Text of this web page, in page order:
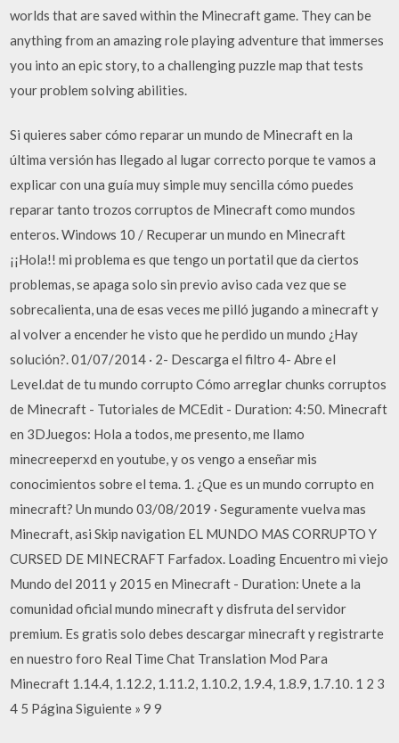
worlds that are saved within the Minecraft game. They can be
anything from an amazing role playing adventure that immerses
you into an epic story, to a challenging puzzle map that tests
your problem solving abilities.
Si quieres saber cómo reparar un mundo de Minecraft en la
última versión has llegado al lugar correcto porque te vamos a
explicar con una guía muy simple muy sencilla cómo puedes
reparar tanto trozos corruptos de Minecraft como mundos
enteros. Windows 10 / Recuperar un mundo en Minecraft
¡¡Hola!! mi problema es que tengo un portatil que da ciertos
problemas, se apaga solo sin previo aviso cada vez que se
sobrecalienta, una de esas veces me pilló jugando a minecraft y
al volver a encender he visto que he perdido un mundo ¿Hay
solución?. 01/07/2014 · 2- Descarga el filtro 4- Abre el
Level.dat de tu mundo corrupto Cómo arreglar chunks corruptos
de Minecraft - Tutoriales de MCEdit - Duration: 4:50. Minecraft
en 3DJuegos: Hola a todos, me presento, me llamo
minecreeperxd en youtube, y os vengo a enseñar mis
conocimientos sobre el tema. 1. ¿Que es un mundo corrupto en
minecraft? Un mundo 03/08/2019 · Seguramente vuelva mas
Minecraft, asi Skip navigation EL MUNDO MAS CORRUPTO Y
CURSED DE MINECRAFT Farfadox. Loading Encuentro mi viejo
Mundo del 2011 y 2015 en Minecraft - Duration: Unete a la
comunidad oficial mundo minecraft y disfruta del servidor
premium. Es gratis solo debes descargar minecraft y registrarte
en nuestro foro Real Time Chat Translation Mod Para
Minecraft 1.14.4, 1.12.2, 1.11.2, 1.10.2, 1.9.4, 1.8.9, 1.7.10. 1 2 3
4 5 Página Siguiente » 9 9